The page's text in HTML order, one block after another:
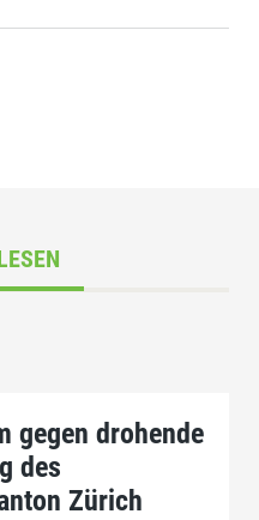
gegen drohende
des
Zürich